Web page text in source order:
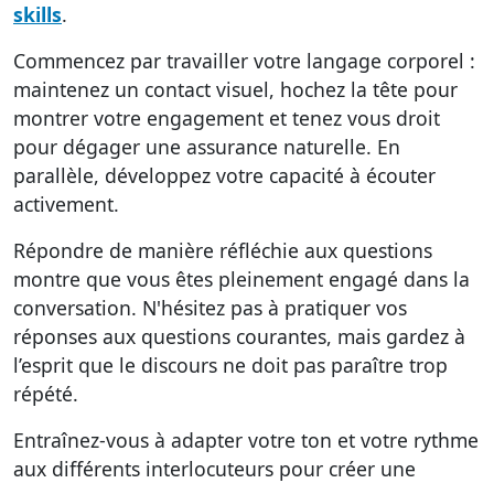
skills.
Commencez par travailler votre langage corporel :
maintenez un contact visuel, hochez la tête pour
montrer votre engagement et tenez vous droit
pour dégager une assurance naturelle. En
parallèle, développez votre capacité à écouter
activement.
Répondre de manière réfléchie aux questions
montre que vous êtes pleinement engagé dans la
conversation. N'hésitez pas à pratiquer vos
réponses aux questions courantes, mais gardez à
l’esprit que le discours ne doit pas paraître trop
répété.
Entraînez-vous à adapter votre ton et votre rythme
aux différents interlocuteurs pour créer une